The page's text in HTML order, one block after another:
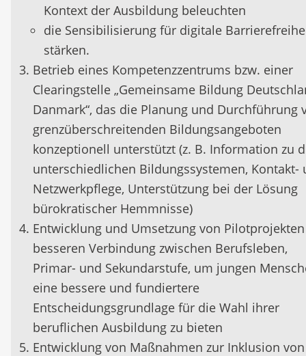
Kontext der Ausbildung beleuchten
die Sensibilisierung für digitale
stärken.
Betrieb eines Kompetenzzentrums bzw. einer
Clearingstelle „Gemeinsame Bildung
Danmark“, das die Planung und Durchführung
grenzüberschreitenden Bildungsangeboten
konzeptionell unterstützt (z. B. Information zu
unterschiedlichen Bildungssystemen, Kontakt-
Netzwerkpflege, Unterstützung bei der Lösung
bürokratischer Hemmnisse)
Entwicklung und Umsetzung von
besseren Verbindung zwischen Berufsleben,
Primar- und Sekundarstufe, um jungen
eine bessere und fundiertere
Entscheidungsgrundlage für die Wahl ihrer
beruflichen Ausbildung zu bieten
Entwicklung von Maßnahmen zur Inklusion von